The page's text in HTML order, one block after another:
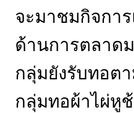
จะมาชมกิจกา
ด้านการตลาด
กลุ่มยังรับทอต
กลุ่มทอผ้าไผ่หู